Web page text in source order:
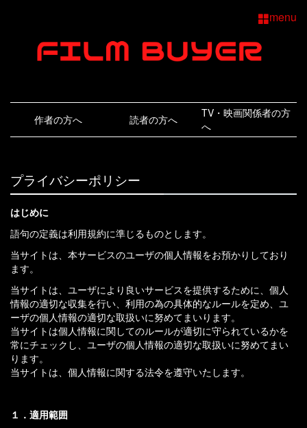
menu
作者の方へ 読者の方へ
TV・映画関係者の方
へ
プライバシーポリシー
はじめに
語句の定義は利用規約に準じるものとします。
当サイトは、本サービスのユーザの個人情報をお預かりしており
ます。
当サイトは、ユーザにより良いサービスを提供するために、個人
情報の適切な収集を行い、利用の為の具体的なルールを定め、ユ
ーザの個人情報の適切な取扱いに努めてまいります。
当サイトは個人情報に関してのルールが適切に守られているかを
常にチェックし、ユーザの個人情報の適切な取扱いに努めてまい
ります。
当サイトは、個人情報に関する法令を遵守いたします。
１．適用範囲